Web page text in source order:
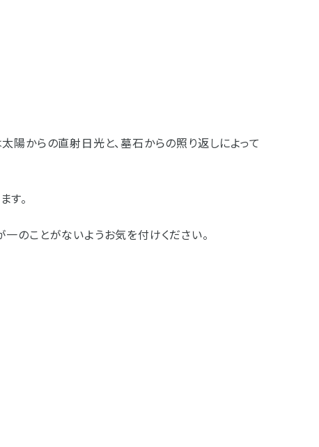
陽からの直射日光と、墓石からの照り返しによって
す。
のことがないようお気を付けください。